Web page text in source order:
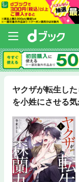
ヤクザが転生し
を小姓にさせる